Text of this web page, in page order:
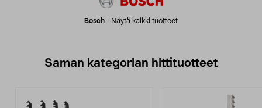
Bosch - Näytä kaikki tuotteet
Saman kategorian hittituotteet